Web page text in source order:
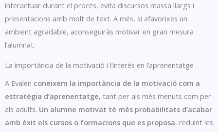
interactuar durant el procés, evita discursos massa llargs i
presentacions amb molt de text. A més, si afavorixes un
ambient agradable, aconseguiràs motivar en gran mesura
l’alumnat.
La importància de la motivació i l’interés en l’aprenentatge
A Evalen coneixem la importància de la motivació com a
estratègia d’aprenentatge, tant per als més menuts com per
als adults. Un alumne motivat té més probabilitats d’acabar
amb èxit els cursos o formacions que es proposa, reduint les